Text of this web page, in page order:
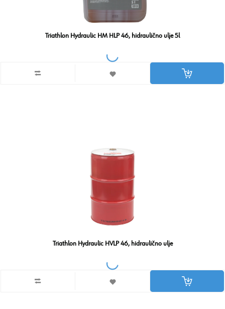
Triathlon Hydraulic HM HLP 46, hidraulično ulje 5l
Triathlon Hydraulic HVLP 46, hidraulično ulje